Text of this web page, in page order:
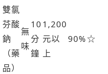
雙氯
芬酸
鈉
（藥
品）
無
味
10
分
鐘
1,200
元以
上
90%☆